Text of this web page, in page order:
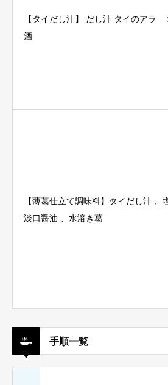
【タイだし汁】 だし汁 タイのア
酒
【薄葛仕立て調味料】タイだし汁 、
淡口醤油 、水溶き葛
手順一覧